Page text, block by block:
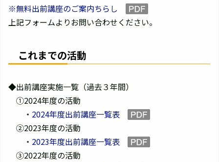
※無料出前講座のご案内ちらし
上記フォームよりお問い合わせください。
これまでの活動
◆出前講座実施一覧（過去３年間）
①2024年度の活動
・ 2024年度出前講座一覧表
②2023年度の活動
・ 2023年度出前講座一覧表
③2022年度の活動